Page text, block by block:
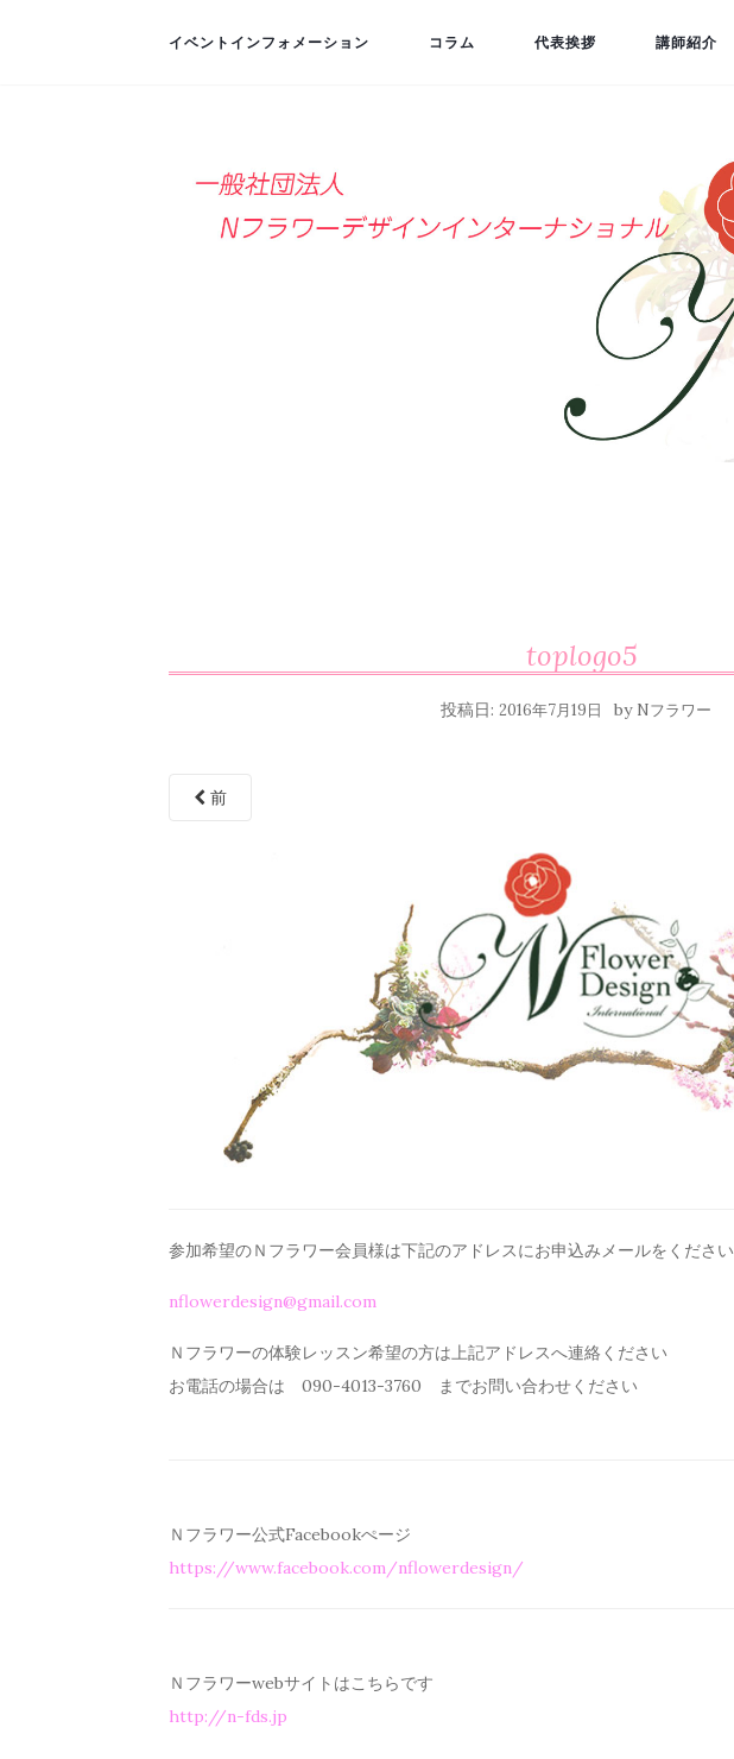
イベントインフォメーション コラム 代表挨拶 講師紹介
toplogo5
投稿日:2016年7月19日 by Nフラワー
前
参加希望のＮフラワー会員様は下記のアドレスにお申込みメールを ください
nflowerdesign@gmail.com
Ｎフラワーの体験レッスン希望の方は上記アドレスへ連絡ください
お電話の場合は 090-4013-3760 までお問い合わせください
Ｎフラワー公式Facebookぺージ
https://www.facebook.com/nflowerdesign/
Ｎフラワーwebサイトはこちらです
http://n-fds.jp